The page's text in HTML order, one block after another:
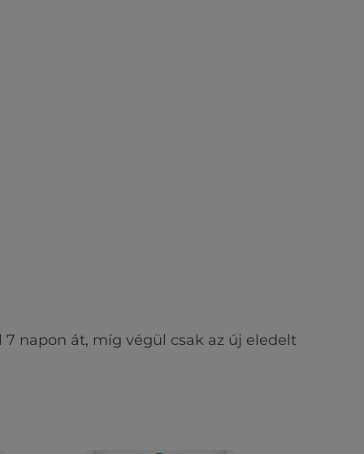
napon át, míg végül csak az új eledelt